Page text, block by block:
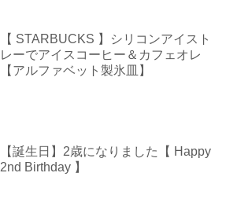
【 STARBUCKS 】シリコンアイスト
レーでアイスコーヒー＆カフェオレ
【アルファベット製氷皿】
【誕生日】2歳になりました【 Happy
2nd Birthday 】